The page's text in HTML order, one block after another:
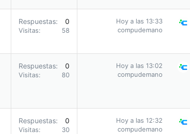
Respuestas 0
Visitas 58
Hoy a las 13:33
compudemano
Respuestas 0
Visitas 80
Hoy a las 13:02
compudemano
Respuestas 0
Visitas 30
Hoy a las 12:32
compudemano